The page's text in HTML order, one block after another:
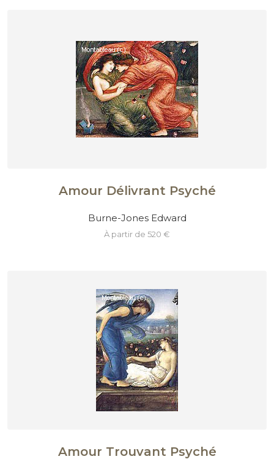
Amour Délivrant Psyché
Burne-Jones Edward
à partir de 520 €
Amour Trouvant Psyché